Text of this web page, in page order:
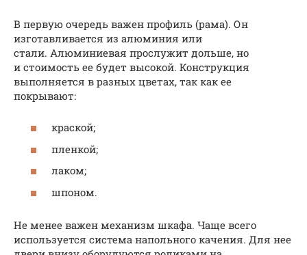
В первую очередь важен профиль (рама). Он
изготавливается из алюминия или
стали. Алюминиевая прослужит дольше, но
и стоимость ее будет высокой. Конструкция
выполняется в разных цветах, так как ее
покрывают:
краской;
пленкой;
лаком;
шпоном.
Не менее важен механизм шкафа. Чаще всего
используется система напольного качения. Для нее